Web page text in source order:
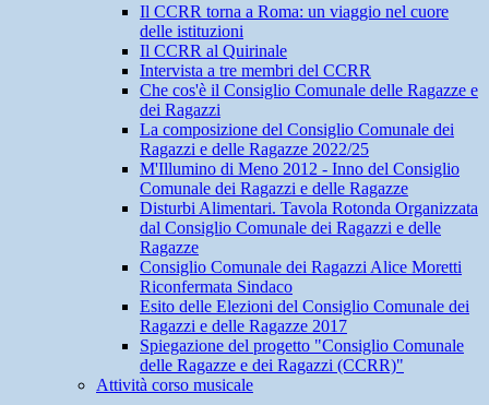
Il CCRR torna a Roma: un viaggio nel cuore
delle istituzioni
Il CCRR al Quirinale
Intervista a tre membri del CCRR
Che cos'è il Consiglio Comunale delle Ragazze e
dei Ragazzi
La composizione del Consiglio Comunale dei
Ragazzi e delle Ragazze 2022/25
M'Illumino di Meno 2012 - Inno del Consiglio
Comunale dei Ragazzi e delle Ragazze
Disturbi Alimentari. Tavola Rotonda Organizzata
dal Consiglio Comunale dei Ragazzi e delle
Ragazze
Consiglio Comunale dei Ragazzi Alice Moretti
Riconfermata Sindaco
Esito delle Elezioni del Consiglio Comunale dei
Ragazzi e delle Ragazze 2017
Spiegazione del progetto "Consiglio Comunale
delle Ragazze e dei Ragazzi (CCRR)"
Attività corso musicale